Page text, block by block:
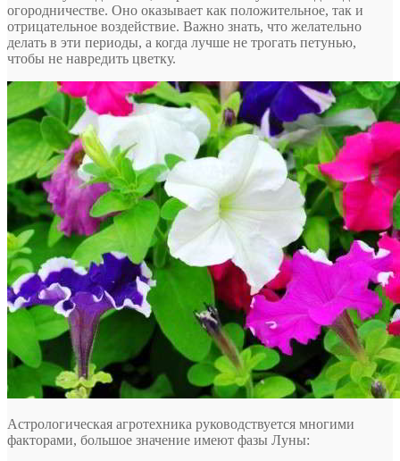
огородничестве. Оно оказывает как положительное, так и
отрицательное воздействие. Важно знать, что желательно
делать в эти периоды, а когда лучше не трогать петунью,
чтобы не навредить цветку.
Астрологическая агротехника руководствуется многими
факторами, большое значение имеют фазы Луны: